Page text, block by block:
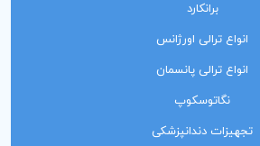
برانکارد
انواع ترالی اورژانس
انواع ترالی پانسمان
نگاتوسکوپ
تجهیزات دندانپزشکی